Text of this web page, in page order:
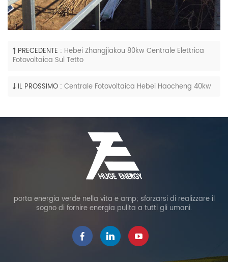
PRECEDENTE : Hebei Zhangjiakou 80kw Centrale Elettrica
Fotovoltaica Sul Tetto
IL PROSSIMO : Centrale Fotovoltaica Hebei Haocheng 40kw
porta energia verde nella vita e amp; sforzarsi di realizzare il
sogno di fornire energia pulita a tutti gli umani.